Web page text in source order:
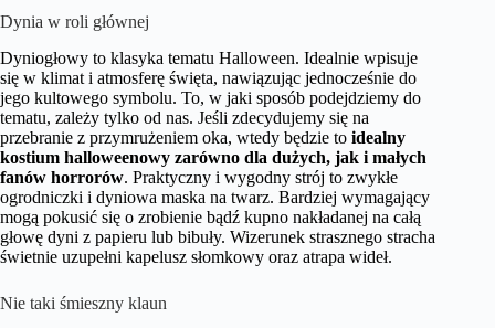
Dynia w roli głównej
Dyniogłowy to klasyka tematu Halloween. Idealnie wpisuje
się w klimat i atmosferę święta, nawiązując jednocześnie do
jego kultowego symbolu. To, w jaki sposób podejdziemy do
tematu, zależy tylko od nas. Jeśli zdecydujemy się na
przebranie z przymrużeniem oka, wtedy będzie to idealny
kostium halloweenowy zarówno dla dużych, jak i małych
fanów horrorów. Praktyczny i wygodny strój to zwykłe
ogrodniczki i dyniowa maska na twarz. Bardziej wymagający
mogą pokusić się o zrobienie bądź kupno nakładanej na całą
głowę dyni z papieru lub bibuły. Wizerunek strasznego stracha
świetnie uzupełni kapelusz słomkowy oraz atrapa wideł.
Nie taki śmieszny klaun